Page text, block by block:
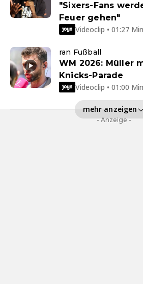
"Sixers-Fans
Feuer gehen"
Videoclip • 01:27 Min
ran Fußball
WM 2026: Müller
Knicks-Parade
Videoclip • 01:00 Min
mehr anzeigen
- Anzeige -